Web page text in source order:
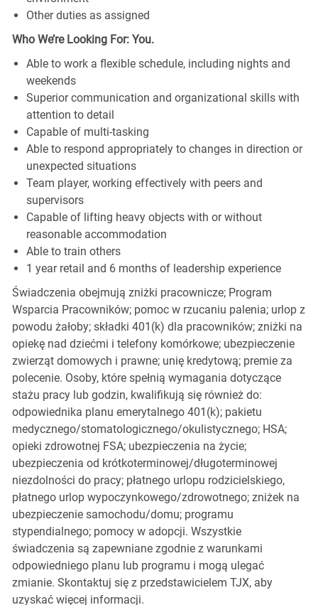
Other duties as assigned
Who We’re Looking For: You.
Able to work a flexible schedule, including nights and
weekends
Superior communication and organizational skills with
attention to detail
Capable of multi-tasking
Able to respond appropriately to changes in direction or
unexpected situations
Team player, working effectively with peers and
supervisors
Capable of lifting heavy objects with or without
reasonable accommodation
Able to train others
1 year retail and 6 months of leadership experience
Świadczenia obejmują zniżki pracownicze; Program
Wsparcia Pracowników; pomoc w rzucaniu palenia; urlop z
powodu żałoby; składki 401(k) dla pracowników; zniżki na
opiekę nad dziećmi i telefony komórkowe; ubezpieczenie
zwierząt domowych i prawne; unię kredytową; premie za
polecenie. Osoby, które spełnią wymagania dotyczące
stażu pracy lub godzin, kwalifikują się również do:
odpowiednika planu emerytalnego 401(k); pakietu
medycznego/stomatologicznego/okulistycznego; HSA;
opieki zdrowotnej FSA; ubezpieczenia na życie;
ubezpieczenia od krótkoterminowej/długoterminowej
niezdolności do pracy; płatnego urlopu rodzicielskiego,
płatnego urlop wypoczynkowego/zdrowotnego; zniżek na
ubezpieczenie samochodu/domu; programu
stypendialnego; pomocy w adopcji. Wszystkie
świadczenia są zapewniane zgodnie z warunkami
odpowiedniego planu lub programu i mogą ulegać
zmianie. Skontaktuj się z przedstawicielem TJX, aby
uzyskać więcej informacji.